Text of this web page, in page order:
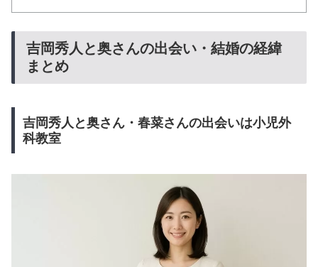
吉岡秀人と奥さんの出会い・結婚の経緯
まとめ
吉岡秀人と奥さん・春菜さんの出会いは小児外
科教室